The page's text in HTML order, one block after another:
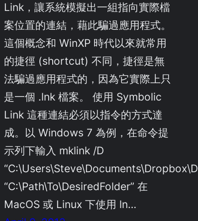
Link，讓系統模擬出一組指向實際檔
案位置的連結，藉此騙過應用程式。
這個概念和 WinXP 時代以來就常用
的捷徑 (shortcut) 不同，捷徑是無
法騙過應用程式的，因為它實際上只
是一個 .lnk 檔案。 使用 Symbolic
Link 這種連結必須以指令的方式達
成。以 Windows 7 為例，在命令提
示列下輸入 mklink /D
“C:\Path\To\DesiredFolder” 在
MacOS 或 Linux 下使用 ln…